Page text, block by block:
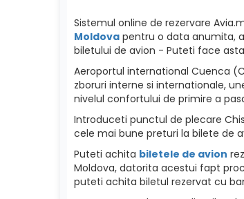
Sistemul online de rezervare
Moldova pentru o data anumita,
biletului de avion - Puteti face
Aeroportul international Cuenca
zboruri interne si internationale,
nivelul confortului de primire a
Introduceti punctul de plecare
cele mai bune preturi la bilete de
Puteti achita biletele de avion
Moldova, datorita acestui fapt
puteti achita biletul rezervat cu